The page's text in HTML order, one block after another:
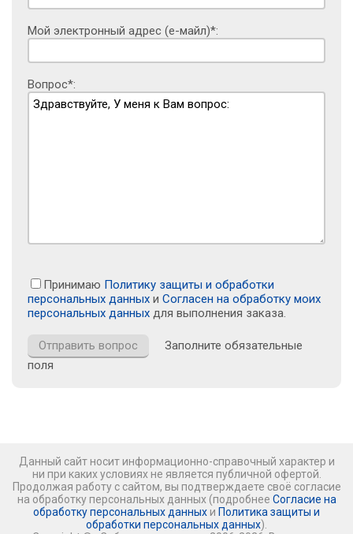
Мой электронный адрес (е-майл)*:
Вопрос*:
Принимаю Политику защиты и обработки
персональных данных и Согласен на обработку моих
персональных данных для выполнения заказа.
Заполните обязательные
поля
Данный сайт носит информационно-справочный характер и
ни при каких условиях не является публичной офертой.
Продолжая работу с сайтом, вы подтверждаете своё согласие
на обработку персональных данных (подробнее Согласие на
обработку персональных данных и Политика защиты и
обработки персональных данных).